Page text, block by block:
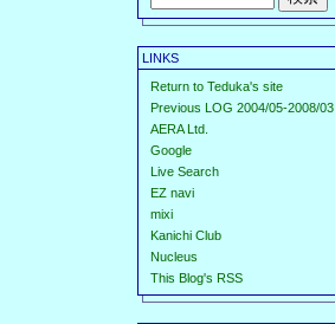
LINKS
Return to Teduka's site
Previous LOG 2004/05-2008/03
AERA Ltd.
Google
Live Search
EZ navi
mixi
Kanichi Club
Nucleus
This Blog's RSS